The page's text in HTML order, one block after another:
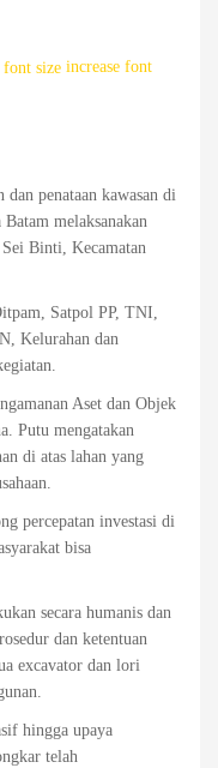
increase font
dan penataan kawasan di
melaksanakan
Binti, Kecamatan
Satpol PP, TNI,
Kelurahan dan
Aset dan Objek
Putu mengatakan
di atas lahan yang
percepatan investasi di
bisa
secara humanis dan
dan ketentuan
excavator dan lori
hingga upaya
telah